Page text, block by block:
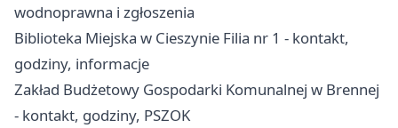
wodnoprawna i zgłoszenia
Biblioteka Miejska w Cieszynie Filia nr 1 - kontakt,
godziny, informacje
Zakład Budżetowy Gospodarki Komunalnej w Brennej
- kontakt, godziny, PSZOK